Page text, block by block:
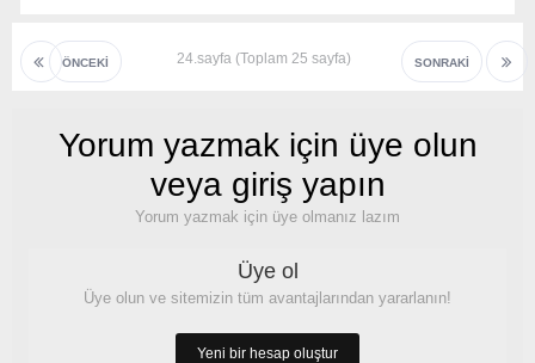
ÖNCEKI SONRAKI
24.sayfa (Toplam 25 sayfa)
Yorum yazmak için üye olun
veya giriş yapın
Yorum yazmak için üye olmanız lazım
Üye ol
Üye olun ve sitemizin tüm avantajlarından yararlanın!
Yeni bir hesap oluştur